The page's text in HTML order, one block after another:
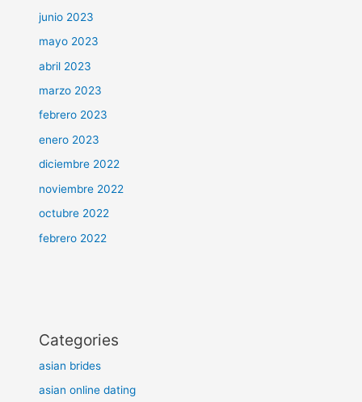
junio 2023
mayo 2023
abril 2023
marzo 2023
febrero 2023
enero 2023
diciembre 2022
noviembre 2022
octubre 2022
febrero 2022
Categories
asian brides
asian online dating